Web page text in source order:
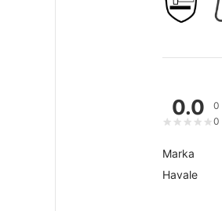
0.0
★ ★ ★ ★ ★
0
0
Marka
Havale